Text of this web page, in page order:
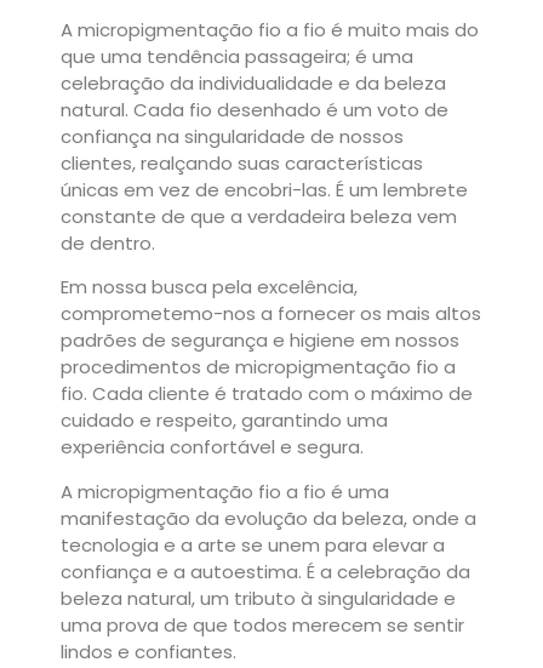
A micropigmentação fio a fio é muito mais do
que uma tendência passageira; é uma
celebração da individualidade e da beleza
natural. Cada fio desenhado é um voto de
confiança na singularidade de nossos
clientes, realçando suas características
únicas em vez de encobri-las. É um lembrete
constante de que a verdadeira beleza vem
de dentro.
Em nossa busca pela excelência,
comprometemo-nos a fornecer os mais altos
padrões de segurança e higiene em nossos
procedimentos de micropigmentação fio a
fio. Cada cliente é tratado com o máximo de
cuidado e respeito, garantindo uma
experiência confortável e segura.
A micropigmentação fio a fio é uma
manifestação da evolução da beleza, onde a
tecnologia e a arte se unem para elevar a
confiança e a autoestima. É a celebração da
beleza natural, um tributo à singularidade e
uma prova de que todos merecem se sentir
lindos e confiantes.